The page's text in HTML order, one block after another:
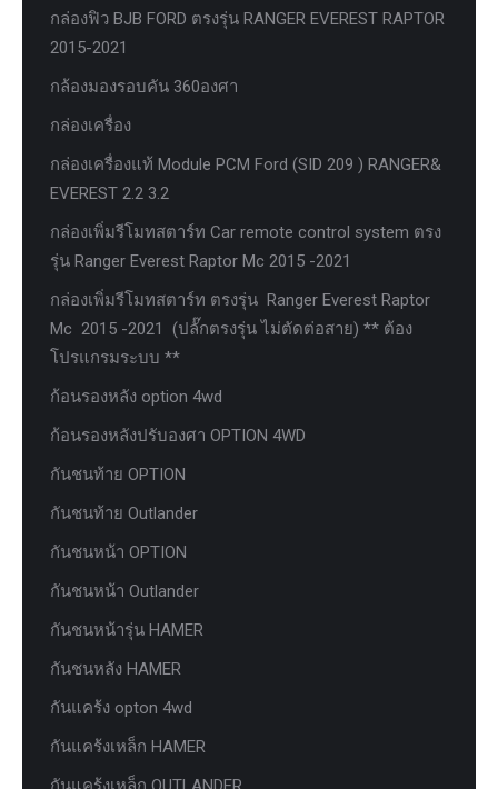
กล่องฟิว BJB FORD ตรงรุ่น RANGER EVEREST RAPTOR
2015-2021
กล้องมองรอบคัน 360องศา
กล่องเครื่อง
กล่องเครื่องแท้ Module PCM Ford (SID 209 ) RANGER&
EVEREST 2.2 3.2
กล่องเพิ่มรีโมทสตาร์ท Car remote control system ตรง
รุ่น Ranger Everest Raptor Mc 2015 -2021
กล่องเพิ่มรีโมทสตาร์ท ตรงรุ่น Ranger Everest Raptor
Mc 2015 -2021 (ปลั๊กตรงรุ่น ไม่ตัดต่อสาย) ** ต้อง
โปรแกรมระบบ **
ก้อนรองหลัง option 4wd
ก้อนรองหลังปรับองศา OPTION 4WD
กันชนท้าย OPTION
กันชนท้าย Outlander
กันชนหน้า OPTION
กันชนหน้า Outlander
กันชนหน้ารุ่น HAMER
กันชนหลัง HAMER
กันแคร้ง opton 4wd
กันแคร้งเหล็ก HAMER